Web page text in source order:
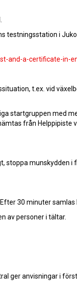
testningsstation i
and-a-certificate-in-
t.ex. vid
startgruppen med
från Helppipiste
stoppa munskydden i
30 minuter samlas
av personer i tältar.
ger anvisningar i